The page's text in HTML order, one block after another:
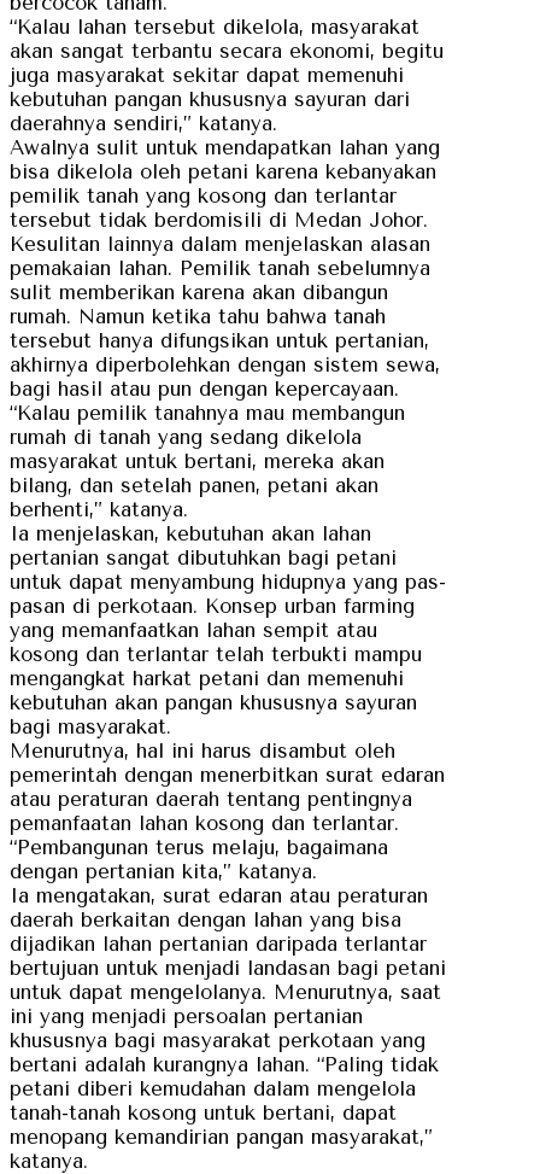
“Kalau lahan tersebut dikelola, masyarakat
akan sangat terbantu secara ekonomi, begitu
juga masyarakat sekitar dapat memenuhi
kebutuhan pangan khususnya sayuran dari
daerahnya sendiri,” katanya.
Awalnya sulit untuk mendapatkan lahan yang
bisa dikelola oleh petani karena kebanyakan
pemilik tanah yang kosong dan terlantar
tersebut tidak berdomisili di Medan Johor.
Kesulitan lainnya dalam menjelaskan alasan
pemakaian lahan. Pemilik tanah sebelumnya
sulit memberikan karena akan dibangun
rumah. Namun ketika tahu bahwa tanah
tersebut hanya difungsikan untuk pertanian,
akhirnya diperbolehkan dengan sistem sewa,
bagi hasil atau pun dengan kepercayaan.
“Kalau pemilik tanahnya mau membangun
rumah di tanah yang sedang dikelola
masyarakat untuk bertani, mereka akan
bilang, dan setelah panen, petani akan
berhenti,” katanya.
Ia menjelaskan, kebutuhan akan lahan
pertanian sangat dibutuhkan bagi petani
untuk dapat menyambung hidupnya yang pas-
pasan di perkotaan. Konsep urban farming
yang memanfaatkan lahan sempit atau
kosong dan terlantar telah terbukti mampu
mengangkat harkat petani dan memenuhi
kebutuhan akan pangan khususnya sayuran
bagi masyarakat.
Menurutnya, hal ini harus disambut oleh
pemerintah dengan menerbitkan surat edaran
atau peraturan daerah tentang pentingnya
pemanfaatan lahan kosong dan terlantar.
“Pembangunan terus melaju, bagaimana
dengan pertanian kita,” katanya.
Ia mengatakan, surat edaran atau peraturan
daerah berkaitan dengan lahan yang bisa
dijadikan lahan pertanian daripada terlantar
bertujuan untuk menjadi landasan bagi petani
untuk dapat mengelolanya. Menurutnya, saat
ini yang menjadi persoalan pertanian
khususnya bagi masyarakat perkotaan yang
bertani adalah kurangnya lahan. “Paling tidak
petani diberi kemudahan dalam mengelola
tanah-tanah kosong untuk bertani, dapat
menopang kemandirian pangan masyarakat,”
katanya.